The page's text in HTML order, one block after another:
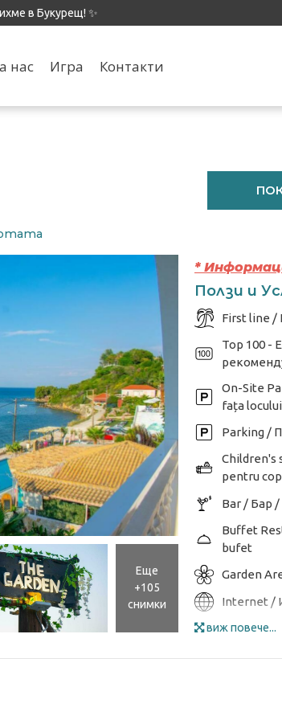
в Букурещ! ✨
нас Игра Контакти
Еще
+105
снимки
*
Ползи и
First line /
Top 100 -
On-Site
fața locului
Parking /
Children's
pentru
Bar / Бар /
Buffet
bufet
Garden
Internet /
Luggage
Outdoor
виж повече...